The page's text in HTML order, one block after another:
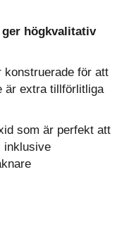
högkvalitativ
för att
är extra tillförlitliga
som är perfekt att
inklusive